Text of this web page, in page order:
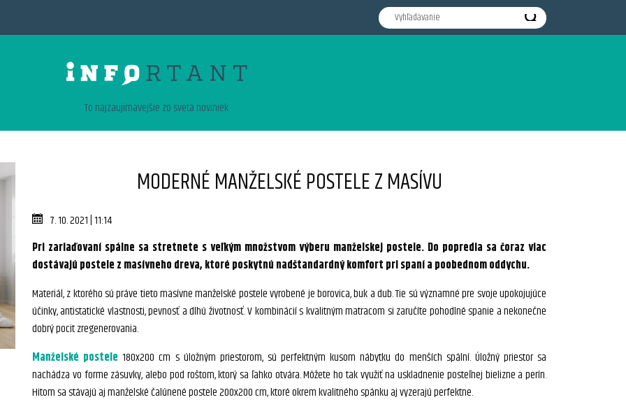
To najzaujimavejšie zo sveta noviniek
MODERNÉ MANŽELSKÉ POSTELE Z MASÍVU
7. 10. 2021 | 11:14
Pri zariaďovaní spálne sa stretnete s veľkým množstvom výberu manželskej postele. Do popredia sa čoraz viac
dostávajú postele z masívneho dreva, ktoré poskytnú nadštandardný komfort pri spaní a poobednom oddychu.
Materiál, z ktorého sú práve tieto masívne manželské postele vyrobené je borovica, buk a dub. Tie sú významné pre svoje upokojujúce
účinky, antistatické vlastnosti, pevnosť a dlhú životnosť. V kombinácií s kvalitným matracom si zaručíte pohodlné spanie a nekonečne
dobrý pocit zregenerovania.
Manželské postele 180x200 cm s úložným priestorom, sú perfektným kusom nábytku do menších spální. Úložný priestor sa
nachádza vo forme zásuvky, alebo pod roštom, ktorý sa ľahko otvára. Môžete ho tak využiť na uskladnenie posteľnej bielizne a perín.
Hitom sa stávajú aj manželské čalúnené postele 200x200 cm, ktoré okrem kvalitného spánku aj vyzerajú perfektne.